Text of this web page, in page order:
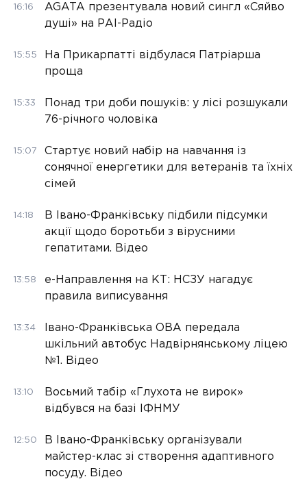
16:16
AGATA презентувала новий сингл «Сяйво
душі» на РАІ-Радіо
15:55
На Прикарпатті відбулася Патріарша
проща
15:33
Понад три доби пошуків: у лісі розшукали
76-річного чоловіка
15:07
Стартує новий набір на навчання із
сонячної енергетики для ветеранів та їхніх
сімей
14:18
В Івано-Франківську підбили підсумки
акції щодо боротьби з вірусними
гепатитами. Відео
13:58
е-Направлення на КТ: НСЗУ нагадує
правила виписування
13:34
Івано-Франківська ОВА передала
шкільний автобус Надвірнянському ліцею
№1. Відео
13:10
Восьмий табір «Глухота не вирок»
відбувся на базі ІФНМУ
12:50
В Івано-Франківську організували
майстер-клас зі створення адаптивного
посуду. Відео